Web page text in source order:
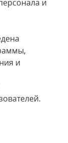
и
и